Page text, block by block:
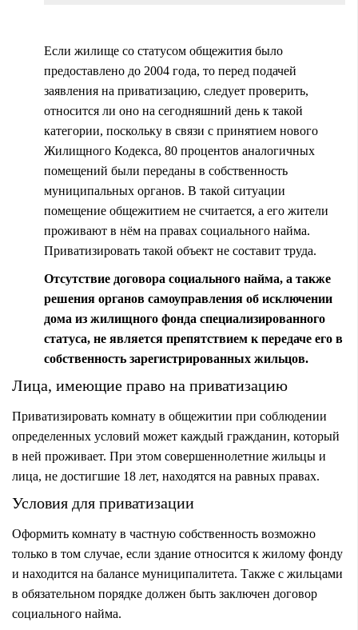
Если жилище со статусом общежития было
предоставлено до 2004 года, то перед подачей
заявления на приватизацию, следует проверить,
относится ли оно на сегодняшний день к такой
категории, поскольку в связи с принятием нового
Жилищного Кодекса, 80 процентов аналогичных
помещений были переданы в собственность
муниципальных органов. В такой ситуации
помещение общежитием не считается, а его жители
проживают в нём на правах социального найма.
Приватизировать такой объект не составит труда.
Отсутствие договора социального найма, а также
решения органов самоуправления об исключении
дома из жилищного фонда специализированного
статуса, не является препятствием к передаче его в
собственность зарегистрированных жильцов.
Лица, имеющие право на приватизацию
Приватизировать комнату в общежитии при соблюдении
определенных условий может каждый гражданин, который
в ней проживает. При этом совершеннолетние жильцы и
лица, не достигшие 18 лет, находятся на равных правах.
Условия для приватизации
Оформить комнату в частную собственность возможно
только в том случае, если здание относится к жилому фонду
и находится на балансе муниципалитета. Также с жильцами
в обязательном порядке должен быть заключен договор
социального найма.